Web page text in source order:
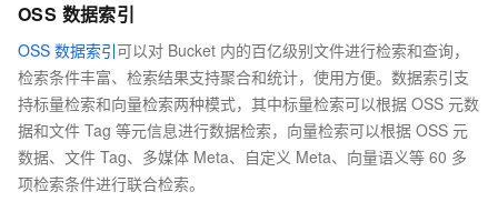
OSS 数据索引
OSS 数据索引可以对 Bucket 内的百亿级别文件进行检索和查询，
检索条件丰富、检索结果支持聚合和统计，使用方便。数据索引支
持标量检索和向量检索两种模式，其中标量检索可以根据 OSS 元数
据和文件 Tag 等元信息进行数据检索，向量检索可以根据 OSS 元
数据、文件 Tag、多媒体 Meta、自定义 Meta、向量语义等 60 多
项检索条件进行联合检索。